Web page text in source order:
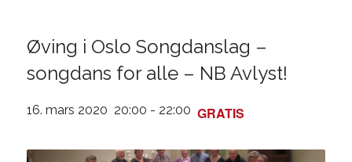
Øving i Oslo Songdanslag –
songdans for alle – NB Avlyst!
16. mars 2020 20:00 - 22:00 GRATIS